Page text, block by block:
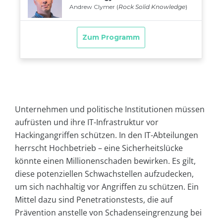
Unternehmen und politische Institutionen müssen
aufrüsten und ihre IT-Infrastruktur vor
Hackingangriffen schützen. In den IT-Abteilungen
herrscht Hochbetrieb – eine Sicherheitslücke
könnte einen Millionenschaden bewirken. Es gilt,
diese potenziellen Schwachstellen aufzudecken,
um sich nachhaltig vor Angriffen zu schützen. Ein
Mittel dazu sind Penetrationstests, die auf
Prävention anstelle von Schadenseingrenzung bei